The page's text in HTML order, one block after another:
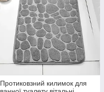
Протиковзний килимок для